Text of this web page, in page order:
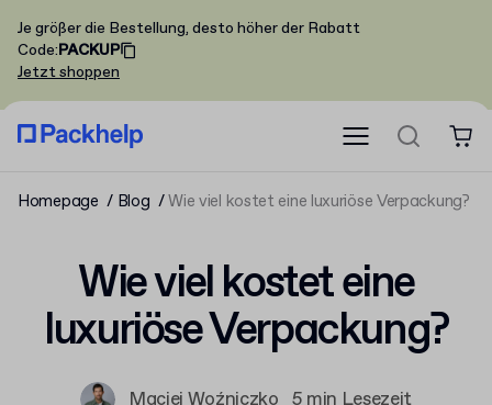
Je größer die Bestellung, desto höher der Rabatt
Code:PACKUP
Jetzt shoppen
Homepage Blog Wie viel kostet eine luxuriöse Verpackung?
Wie viel kostet eine
luxuriöse Verpackung?
Maciej Woźniczko 5 min Lesezeit